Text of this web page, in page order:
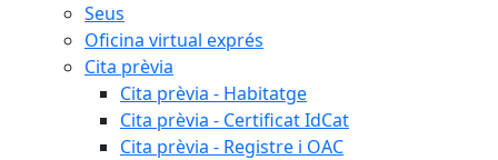
Seus
Oficina virtual exprés
Cita prèvia
Cita prèvia - Habitatge
Cita prèvia - Certificat IdCat
Cita prèvia - Registre i OAC